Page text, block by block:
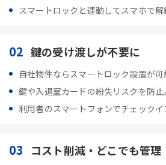
スマートロックと連動してスマホで解
02 鍵の受け渡しが不要に
自社物件ならスマートロック設置が可
鍵や入退室カードの紛失リスクを防止。
利用者のスマートフォンでチェックイ
03 コスト削減・どこでも管理